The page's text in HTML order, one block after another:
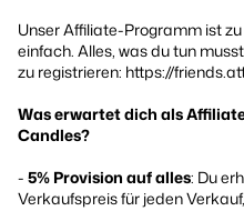
Unser Affiliate-Programm ist
einfach. Alles, was du tun
zu registrieren: https://
Was erwartet dich als
Candles?
- 5% Provision auf alles: Du
Verkaufspreis für jeden